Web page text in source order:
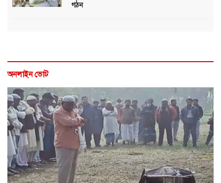
গঠন
অনলাইন ভোট